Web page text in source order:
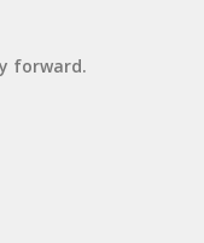
forward.